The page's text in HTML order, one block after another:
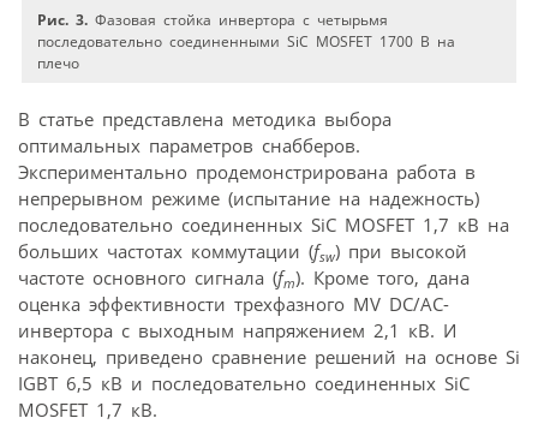
Рис. 3. Фазовая стойка инвертора с четырьмя
последовательно соединенными SiC MOSFET 1700 В на
плечо
В статье представлена методика выбора
оптимальных параметров снабберов.
Экспериментально продемонстрирована работа в
непрерывном режиме (испытание на надежность)
последовательно соединенных SiC MOSFET 1,7 кВ на
больших частотах коммутации (fsw) при высокой
частоте основного сигнала (fm). Кроме того, дана
оценка эффективности трехфазного MV DC/AC-
инвертора с выходным напряжением 2,1 кВ. И
наконец, приведено сравнение решений на основе Si
IGBT 6,5 кВ и последовательно соединенных SiC
MOSFET 1,7 кВ.